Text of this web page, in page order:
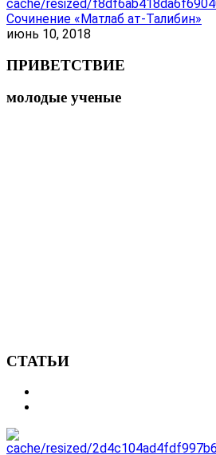
Сочинение «Матлаб ат-Талибин»
июнь 10, 2018
ПРИВЕТСТВИЕ
молодые ученые
СТАТЬИ